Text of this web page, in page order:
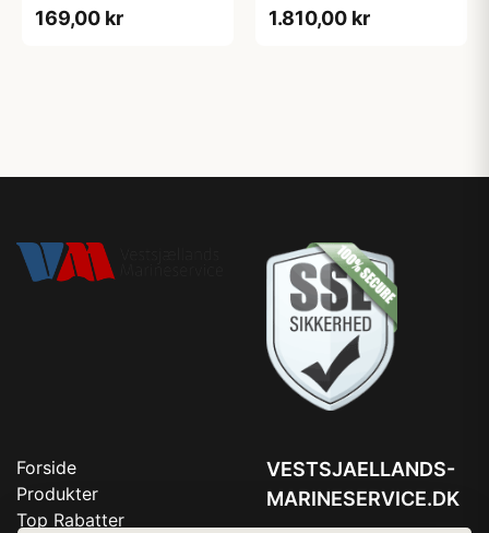
169,00 kr 1.810,00 kr
Forside
Produkter
Top Rabatter
VESTSJAELLANDS-
MARINESERVICE.DK